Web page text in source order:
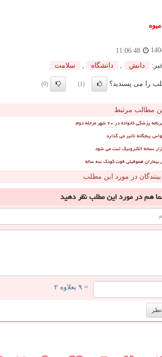
11:06:48
دانش دانشگاه سلامت
را می پسندید؟ (1)
(0)
مطالب مرتبط
خانواده در ۲۰ شهر مرحله دوم
پنجگانه تاثیر می گذارد
بیماران هموفیلی فوت کودک سه ساله
در مورد این مطلب
همدر مورد این مطلبنظر دهید
= ۹ بعلاوه ۲